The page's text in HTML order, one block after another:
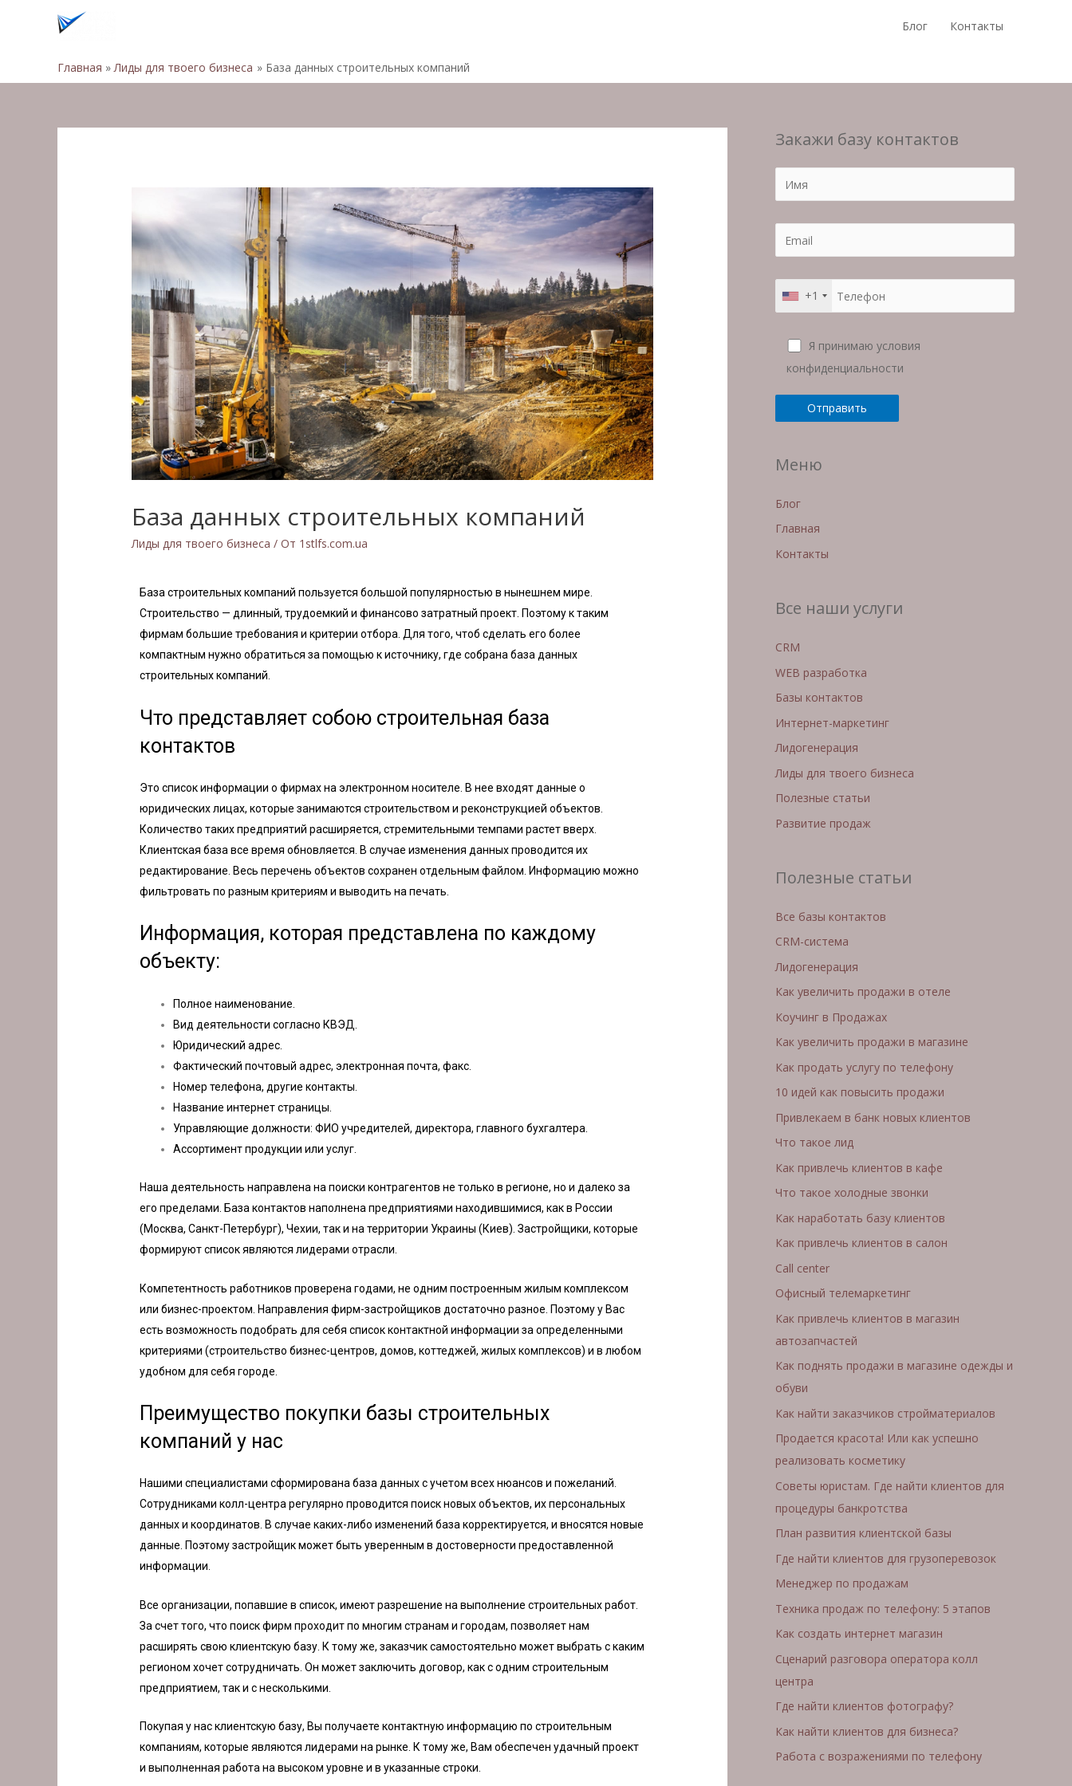
Блог Контакты
Главная Лиды для твоего бизнеса База данных строительных компаний
База данных строительных компаний
Лиды для твоего бизнеса / От 1stlfs.com.ua
База строительных компаний пользуется большой популярностью в нынешнем мире.
Строительство — длинный, трудоемкий и финансово затратный проект. Поэтому к таким
фирмам большие требования и критерии отбора. Для того, чтоб сделать его более
компактным нужно обратиться за помощью к источнику, где собрана база данных
строительных компаний.
Что представляет собою строительная база
контактов
Это список информации о фирмах на электронном носителе. В нее входят данные о
юридических лицах, которые занимаются строительством и реконструкцией объектов.
Количество таких предприятий расширяется, стремительными темпами растет вверх.
Клиентская база все время обновляется. В случае изменения данных проводится их
редактирование. Весь перечень объектов сохранен отдельным файлом. Информацию можно
фильтровать по разным критериям и выводить на печать.
Информация, которая представлена по каждому
объекту:
Полное наименование.
Вид деятельности согласно КВЭД.
Юридический адрес.
Фактический почтовый адрес, электронная почта, факс.
Номер телефона, другие контакты.
Название интернет страницы.
Управляющие должности: ФИО учредителей, директора, главного бухгалтера.
Ассортимент продукции или услуг.
Наша деятельность направлена на поиски контрагентов не только в регионе, но и далеко за
его пределами. База контактов наполнена предприятиями находившимися, как в России
(Москва, Санкт-Петербург), Чехии, так и на территории Украины (Киев). Застройщики, которые
формируют список являются лидерами отрасли.
Компетентность работников проверена годами, не одним построенным жилым комплексом
или бизнес-проектом. Направления фирм-застройщиков достаточно разное. Поэтому у Вас
есть возможность подобрать для себя список контактной информации за определенными
критериями (строительство бизнес-центров, домов, коттеджей, жилых комплексов) и в любом
удобном для себя городе.
Преимущество покупки базы строительных
компаний у нас
Нашими специалистами сформирована база данных с учетом всех нюансов и пожеланий.
Сотрудникамиколл-центрарегулярно проводится поиск новых объектов, их персональных
данных и координатов. В случае каких-либо изменений база корректируется, и вносятся новые
данные. Поэтому застройщик может быть уверенным в достоверности предоставленной
информации.
Все организации, попавшие в список, имеют разрешение на выполнение строительных работ.
За счет того, что поиск фирм проходит по многим странам и городам, позволяет нам
расширять свою клиентскую базу. К тому же, заказчик самостоятельно может выбрать с каким
регионом хочет сотрудничать. Он может заключить договор, как с одним строительным
предприятием, так и с несколькими.
Покупая у нас клиентскую базу, Вы получаете контактную информацию по строительным
компаниям, которые являются лидерами на рынке. К тому же, Вам обеспечен удачный проект
и выполненная работа на высоком уровне и в указанные строки.
Закажи базу контактов
+1
Я принимаю условия
конфиденциальности
Меню
Блог
Главная
Контакты
Все наши услуги
CRM
WEB разработка
Базы контактов
Интернет-маркетинг
Лидогенерация
Лиды для твоего бизнеса
Полезные статьи
Развитие продаж
Полезные статьи
Все базы контактов
CRM-система
Лидогенерация
Как увеличить продажи в отеле
Коучинг в Продажах
Как увеличить продажи в магазине
Как продать услугу по телефону
10 идей как повысить продажи
Привлекаем в банк новых клиентов
Что такое лид
Как привлечь клиентов в кафе
Что такое холодные звонки
Как наработать базу клиентов
Как привлечь клиентов в салон
Call center
Офисный телемаркетинг
Как привлечь клиентов в магазин
автозапчастей
Как поднять продажи в магазине одежды и
обуви
Как найти заказчиков стройматериалов
Продается красота! Или как успешно
реализовать косметику
Советы юристам. Где найти клиентов для
процедуры банкротства
План развития клиентской базы
Где найти клиентов для грузоперевозок
Менеджер по продажам
Техника продаж по телефону: 5 этапов
Как создать интернет магазин
Сценарий разговора оператора колл
центра
Где найти клиентов фотографу?
Как найти клиентов для бизнеса?
Работа с возражениями по телефону